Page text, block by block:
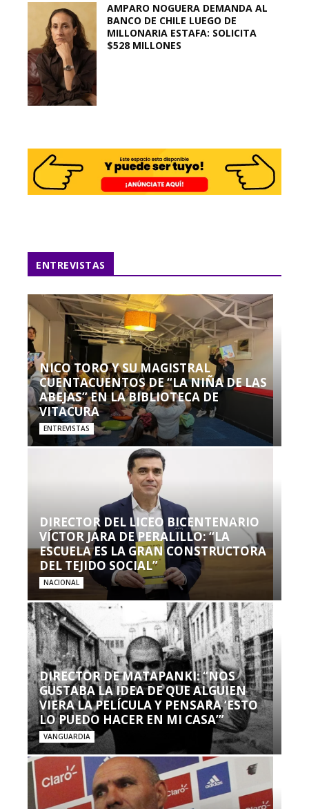
AMPARO NOGUERA DEMANDA AL
BANCO DE CHILE LUEGO DE
MILLONARIA ESTAFA: SOLICITA
$528 MILLONES
ENTREVISTAS
NICO TORO Y SU MAGISTRAL
CUENTACUENTOS DE “LA NIÑA DE LAS
ABEJAS” EN LA BIBLIOTECA DE
VITACURA
ENTREVISTAS
DIRECTOR DEL LICEO BICENTENARIO
VÍCTOR JARA DE PERALILLO: “LA
ESCUELA ES LA GRAN CONSTRUCTORA
DEL TEJIDO SOCIAL”
NACIONAL
DIRECTOR DE MATAPANKI: “NOS
GUSTABA LA IDEA DE QUE ALGUIEN
VIERA LA PELÍCULA Y PENSARA ‘ESTO
LO PUEDO HACER EN MI CASA’”
VANGUARDIA